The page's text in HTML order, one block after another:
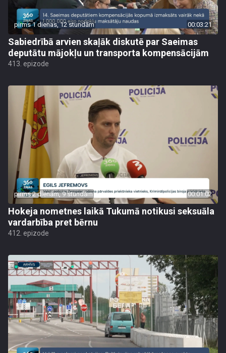
pirms 1 dienas, 12 stundām 00:03:21
Sabiedrībā arvien skaļāk diskutē par Saeimas
deputātu mājokļu un transporta kompensācijām
413. epizode
pirms 2 dienām, 9 stundām 00:01:02
Hokeja nometnes laikā Tukumā notikusi seksuāla
vardarbība pret bērnu
412. epizode